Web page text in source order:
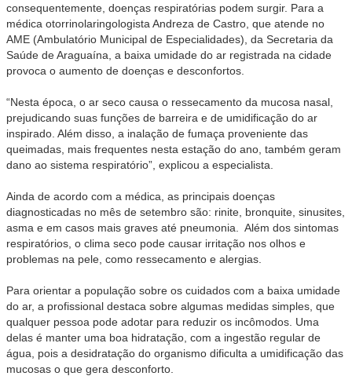
consequentemente, doenças respiratórias podem surgir. Para a
médica otorrinolaringologista Andreza de Castro, que atende no
AME (Ambulatório Municipal de Especialidades), da Secretaria da
Saúde de Araguaína, a baixa umidade do ar registrada na cidade
provoca o aumento de doenças e desconfortos.
“Nesta época, o ar seco causa o ressecamento da mucosa nasal,
prejudicando suas funções de barreira e de umidificação do ar
inspirado. Além disso, a inalação de fumaça proveniente das
queimadas, mais frequentes nesta estação do ano, também geram
dano ao sistema respiratório”, explicou a especialista.
Ainda de acordo com a médica, as principais doenças
diagnosticadas no mês de setembro são: rinite, bronquite, sinusites,
asma e em casos mais graves até pneumonia. Além dos sintomas
respiratórios, o clima seco pode causar irritação nos olhos e
problemas na pele, como ressecamento e alergias.
Para orientar a população sobre os cuidados com a baixa umidade
do ar, a profissional destaca sobre algumas medidas simples, que
qualquer pessoa pode adotar para reduzir os incômodos. Uma
delas é manter uma boa hidratação, com a ingestão regular de
água, pois a desidratação do organismo dificulta a umidificação das
mucosas o que gera desconforto.